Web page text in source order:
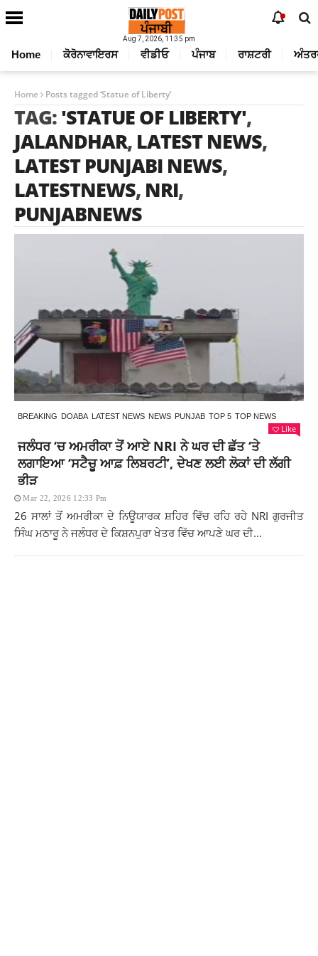
Aug 7, 2026, 11:35 pm
Home ਕੋਰੋਨਾਵਾਇਰਸ ਵੀਡੀਓ ਪੰਜਾਬ ਰਾਸ਼ਟਰੀ
Home Posts tagged ‘Statue of Liberty’
TAG:'STATUE OF LIBERTY',
JALANDHAR, LATEST NEWS,
LATEST PUNJABI NEWS,
LATESTNEWS, NRI,
PUNJABNEWS
BREAKING DOABA LATEST NEWS NEWS PUNJAB TOP 5 TOP NEWS
Like
ਜਲੰਧਰ ‘ਚ ਅਮਰੀਕਾ ਤੋਂ ਆਏ NRI ਨੇ ਘਰ ਦੀ ਛੱਤ ‘ਤੇ
ਲਗਾਇਆ ‘ਸਟੈਚੂ ਆਫ਼ ਲਿਬਰਟੀ’, ਦੇਖਣ ਲਈ ਲੋਕਾਂ ਦੀ ਲੱਗੀ
ਭੀੜ
Mar 22, 2026 12:33 Pm
26 ਸਾਲਾਂ ਤੋਂ ਅਮਰੀਕਾ ਦੇ ਨਿਊਯਾਰਕ ਸ਼ਹਿਰ ਵਿੱਚ ਰਹਿ ਰਹੇ NRI ਗੁਰਜੀਤ
ਸਿੰਘ ਮਠਾਰੂ ਨੇ ਜਲੰਧਰ ਦੇ ਕਿਸ਼ਨਪੁਰਾ ਖੇਤਰ ਵਿੱਚ ਆਪਣੇ ਘਰ ਦੀ...